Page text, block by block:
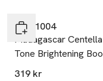
SKIN1004
Madagascar Centella
Tone Brightening
Toner
319 kr